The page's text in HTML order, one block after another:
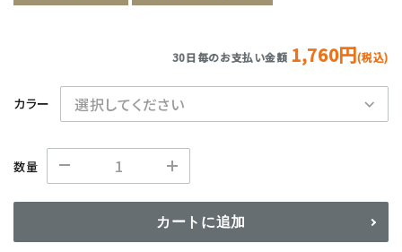
30日毎のお支払い金額 1,760円(税込)
カラー
数量
カートに追加